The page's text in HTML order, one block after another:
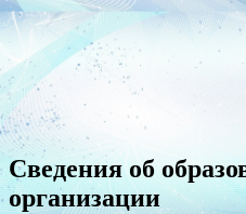
Сведения об
организации